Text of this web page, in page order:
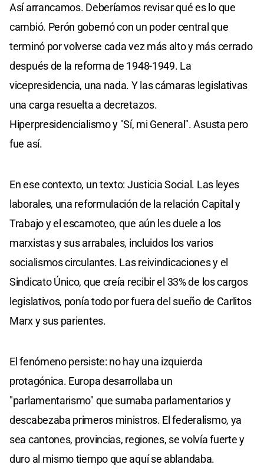
Así arrancamos. Deberíamos revisar qué es lo que
cambió. Perón gobernó con un poder central que
terminó por volverse cada vez más alto y más cerrado
después de la reforma de 1948-1949. La
vicepresidencia, una nada. Y las cámaras legislativas
una carga resuelta a decretazos.
Hiperpresidencialismo y "Sí, mi General". Asusta pero
fue así.
En ese contexto, un texto: Justicia Social. Las leyes
laborales, una reformulación de la relación Capital y
Trabajo y el escamoteo, que aún les duele a los
marxistas y sus arrabales, incluidos los varios
socialismos circulantes. Las reivindicaciones y el
Sindicato Único, que creía recibir el 33% de los cargos
legislativos, ponía todo por fuera del sueño de Carlitos
Marx y sus parientes.
El fenómeno persiste: no hay una izquierda
protagónica. Europa desarrollaba un
"parlamentarismo" que sumaba parlamentarios y
descabezaba primeros ministros. El federalismo, ya
sea cantones, provincias, regiones, se volvía fuerte y
duro al mismo tiempo que aquí se ablandaba.